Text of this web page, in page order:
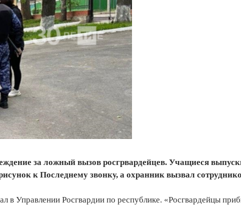
за ложный вызов росгрвардейцев. Учащиеся
к Последнему звонку, а охранник вызвал
в Управлении Росгвардии по республике. «Росгвардейцы